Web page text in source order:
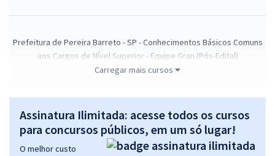
Prefeitura de Pereira Barreto - SP - Conhecimentos Básicos Comuns
aos Cargos de Nível Superior - Equipe Gran (Pós-Edital)
R$ 267,84à vista
Comprar
Carregar mais cursos
Assinatura Ilimitada: acesse todos os cursos
para concursos públicos, em um só lugar!
O melhor custo